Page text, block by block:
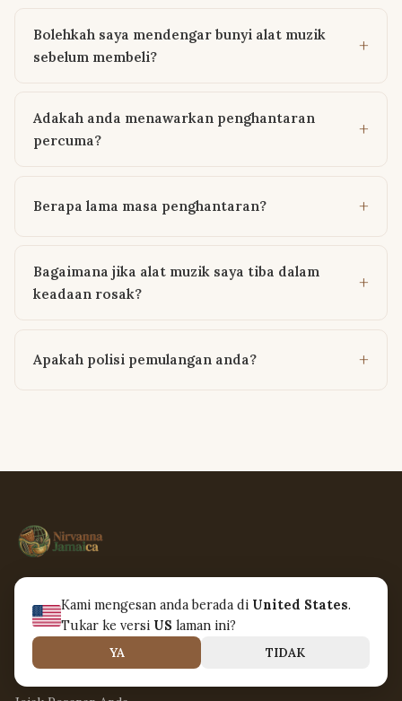
Kami mengesan anda berada di United States.
Tukar ke versi US laman ini?
YA
TIDAK
Bolehkah saya mendengar bunyi alat muzik
sebelum membeli?
Adakah anda menawarkan penghantaran
percuma?
Berapa lama masa penghantaran?
Bagaimana jika alat muzik saya tiba dalam
keadaan rosak?
Apakah polisi pemulangan anda?
Menghubungkan dunia melalui bahasa muzik yang universal.
Alat muzik buatan tangan, diperoleh secara lestari.
KHIDMAT PELANGGAN